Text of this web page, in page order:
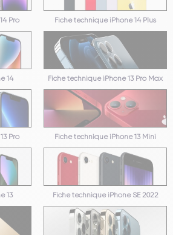
Pro Fiche technique iPhone 14 Plus
14 Fiche technique iPhone 13 Pro Max
Pro Fiche technique iPhone 13 Mini
13 Fiche technique iPhone SE 2022